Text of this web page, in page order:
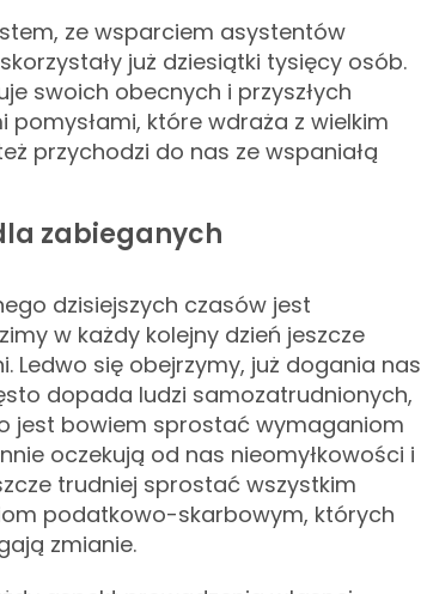
ze wsparciem asystentów
już dziesiątki tysięcy osób.
swoich obecnych i przyszłych
które wdraża z wielkim
przychodzi do nas ze wspaniałą
zabieganych
dzisiejszych czasów jest
w każdy kolejny dzień jeszcze
Ledwo się obejrzymy, już dogania nas
dopada ludzi samozatrudnionych,
jest bowiem sprostać wymaganiom
oczekują od nas nieomyłkowości i
trudniej sprostać wszystkim
podatkowo-skarbowym, których
zmianie.